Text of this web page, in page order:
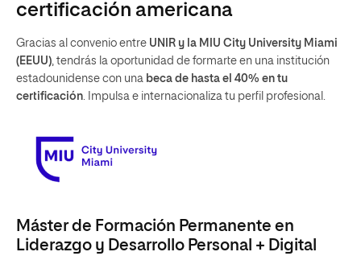
certificación americana
Gracias al convenio entre UNIR y la MIU City University Miami
(EEUU), tendrás la oportunidad de formarte en una institución
estadounidense con una beca de hasta el 40% en tu
certificación. Impulsa e internacionaliza tu perfil profesional.
Máster de Formación Permanente en
Liderazgo y Desarrollo Personal + Digital